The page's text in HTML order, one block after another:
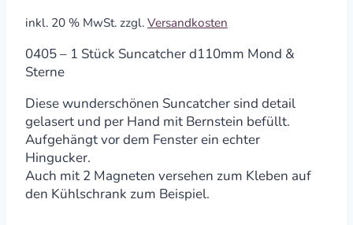
inkl. 20 % MwSt. zzgl. Versandkosten
0405 – 1 Stück Suncatcher d110mm Mond &
Sterne
Diese wunderschönen Suncatcher sind detail
gelasert und per Hand mit Bernstein befüllt.
Aufgehängt vor dem Fenster ein echter
Hingucker.
Auch mit 2 Magneten versehen zum Kleben auf
den Kühlschrank zum Beispiel.